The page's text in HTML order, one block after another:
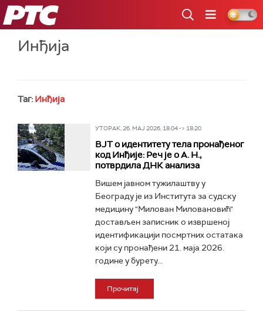
РТС
Инђија
Таг: Инђија
УТОРАК, 26. МАЈ 2026, 18:04 -> 18:20
ВЈТ о идентитету тела пронађеног
код Инђије: Реч је о А. Н.,
потврдила ДНК анализа
Вишем јавном тужилаштву у
Београду је из Института за судску
медицину "Милован Миловановић"
достављен записник о извршеној
идентификацији посмртних остатака
који су пронађени 21. маја 2026.
године у бурету...
Прочитај